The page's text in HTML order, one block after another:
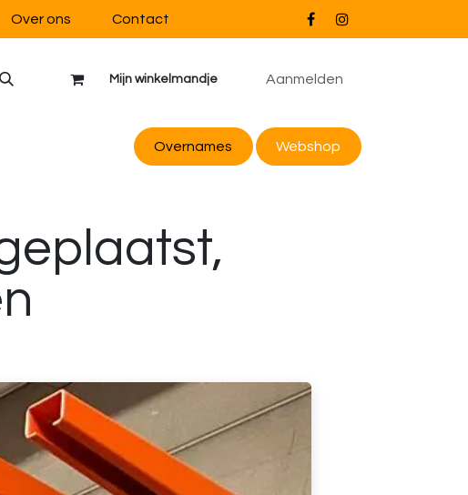
Over ons Contact
Mijn winkelmandje Aanmelden
Overnames Webshop